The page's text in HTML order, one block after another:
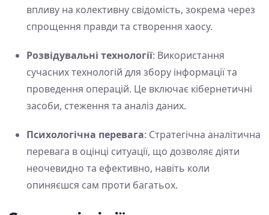
впливу на колективну свідомість, зокрема через
спрощення правди та створення хаосу.
Розвідувальні технології: Використання
сучасних технологій для збору інформації та
проведення операцій. Це включає кібернетичні
засоби, стеження та аналіз даних.
Психологічна перевага: Стратегічна аналітична
перевага в оцінці ситуації, що дозволяє діяти
неочевидно та ефективно, навіть коли
опиняєшся сам проти багатьох.